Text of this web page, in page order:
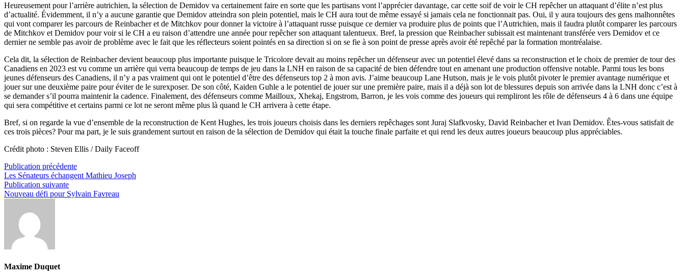
Heureusement pour l’arrière autrichien, la sélection de Demidov va certainement faire en sorte que les partisans vont l’apprécier davantage, car cette soif de voir le CH repêcher un attaquant d’élite n’est plus
d’actualité. Évidemment, il n’y a aucune garantie que Demidov atteindra son plein potentiel, mais le CH aura tout de même essayé si jamais cela ne fonctionnait pas. Oui, il y aura toujours des gens malhonnêtes
qui vont comparer les parcours de Reinbacher et de Mitchkov pour donner la victoire à l’attaquant russe puisque ce dernier va produire plus de points que l’Autrichien, mais il faudra plutôt comparer les parcours
de Mitchkov et Demidov pour voir si le CH a eu raison d’attendre une année pour repêcher son attaquant talentueux. Bref, la pression que Reinbacher subissait est maintenant transférée vers Demidov et ce
dernier ne semble pas avoir de problème avec le fait que les réflecteurs soient pointés en sa direction si on se fie à son point de presse après avoir été repêché par la formation montréalaise.
Cela dit, la sélection de Reinbacher devient beaucoup plus importante puisque le Tricolore devait au moins repêcher un défenseur avec un potentiel élevé dans sa reconstruction et le choix de premier de tour des
Canadiens en 2023 est vu comme un arrière qui verra beaucoup de temps de jeu dans la LNH en raison de sa capacité de bien défendre tout en amenant une production offensive notable. Parmi tous les bons
jeunes défenseurs des Canadiens, il n’y a pas vraiment qui ont le potentiel d’être des défenseurs top 2 à mon avis. J’aime beaucoup Lane Hutson, mais je le vois plutôt pivoter le premier avantage numérique et
jouer sur une deuxième paire pour éviter de le surexposer. De son côté, Kaiden Guhle a le potentiel de jouer sur une première paire, mais il a déjà son lot de blessures depuis son arrivée dans la LNH donc c’est à
se demander s’il pourra maintenir la cadence. Finalement, des défenseurs comme Mailloux, Xhekaj, Engstrom, Barron, je les vois comme des joueurs qui rempliront les rôle de défenseurs 4 à 6 dans une équipe
qui sera compétitive et certains parmi ce lot ne seront même plus là quand le CH arrivera à cette étape.
Bref, si on regarde la vue d’ensemble de la reconstruction de Kent Hughes, les trois joueurs choisis dans les derniers repêchages sont Juraj Slafkvosky, David Reinbacher et Ivan Demidov. Êtes-vous satisfait de
ces trois pièces? Pour ma part, je le suis grandement surtout en raison de la sélection de Demidov qui était la touche finale parfaite et qui rend les deux autres joueurs beaucoup plus appréciables.
Crédit photo : Steven Ellis / Daily Faceoff
Navigation
de
l’article
Publication précédentePublication
précédente :
Les Sénateurs échangent Mathieu Joseph
Publication suivantePublication
suivante :
Nouveau défi pour Sylvain Favreau
Maxime Duquet